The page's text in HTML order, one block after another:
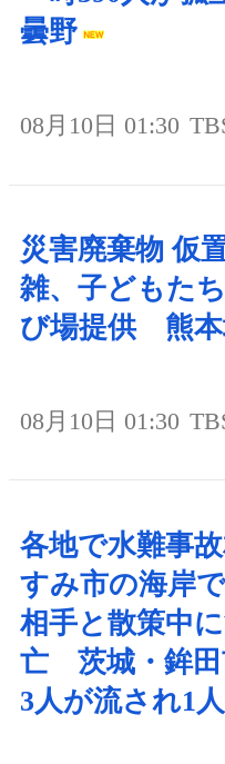
曇野
08月10日 01:30
災害廃棄物 仮
雑、子どもた
び場提供 熊本
08月10日 01:30
各地で水難事
すみ市の海岸
相手と散策中
亡 茨城・鉾田
3人が流され1